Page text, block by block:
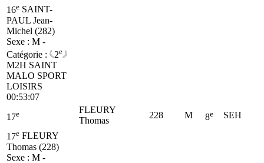
16e SAINT-
PAUL Jean-
Michel (282)
Sexe : M -
Catégorie :
2e
M2H SAINT
MALO SPORT
LOISIRS
00:53:07
17e
FLEURY
Thomas
228 M 8e SEH
17e FLEURY
Thomas (228)
Sexe : M -